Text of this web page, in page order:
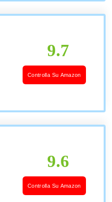
9.7
Controlla Su Amazon
9.6
Controlla Su Amazon